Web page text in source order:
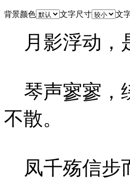
背景颜色 文字尺寸 文
月影浮动，
琴声寥寥，
不散。
凤千殇信步